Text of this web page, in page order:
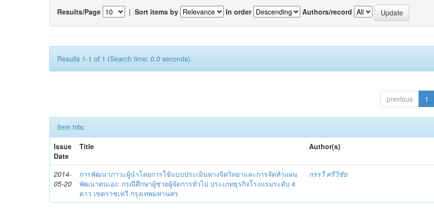
Results/Page | Sort items by In order Authors/record
Results 1-1 of 1 (Search time: 0.0 seconds).
previous 1
Item hits:
Issue
Date
Title Author(s)
2014-
05-20
การพัฒนาภาวะผู้นำโดยการใช้แบบประเมินทางจิตวิทยาและการจัดทำแผน
พัฒนาตนเอง: กรณีศึกษาผู้ช่วยผู้จัดการทั่วไป ประเภทธุรกิจโรงแรมระดับ 4
ดาว เขตราชเทวี กรุงเทพมหานคร
กรรวี ศรีวิชัย